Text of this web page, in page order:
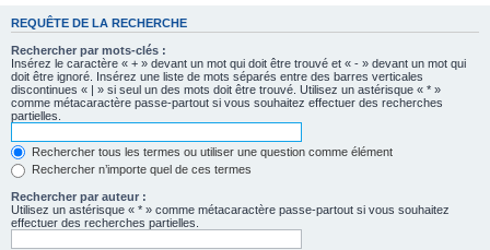
REQUÊTE DE LA RECHERCHE
Rechercher par mots-clés :
Insérez le caractère « + » devant un mot qui doit être trouvé et « - » devant un mot qui
doit être ignoré. Insérez une liste de mots séparés entre des barres verticales
discontinues « | » si seul un des mots doit être trouvé. Utilisez un astérisque « * »
comme métacaractère passe-partout si vous souhaitez effectuer des recherches
partielles.
Rechercher tous les termes ou utiliser une question comme élément
Rechercher n’importe quel de ces termes
Rechercher par auteur :
Utilisez un astérisque « * » comme métacaractère passe-partout si vous souhaitez
effectuer des recherches partielles.